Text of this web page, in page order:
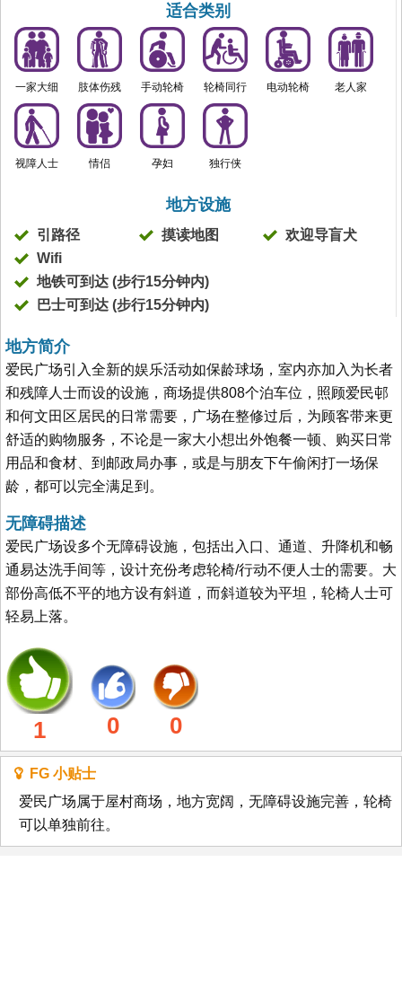
适合类别
一家大细 肢体伤残 手动轮椅 轮椅同行 电动轮椅 老人家
视障人士 情侣 孕妇 独行侠
地方设施
引路径 摸读地图
欢迎导盲犬
Wifi
地铁可到达 (步行15分钟内)
巴士可到达 (步行15分钟内)
地方简介
爱民广场引入全新的娱乐活动如保龄球场，室内亦加入为长者
和残障人士而设的设施，商场提供808个泊车位，照顾爱民邨
和何文田区居民的日常需要，广场在整修过后，为顾客带来更
舒适的购物服务，不论是一家大小想出外饱餐一顿、购买日常
用品和食材、到邮政局办事，或是与朋友下午偷闲打一场保
龄，都可以完全满足到。
无障碍描述
爱民广场设多个无障碍设施，包括出入口、通道、升降机和畅
通易达洗手间等，设计充份考虑轮椅/行动不便人士的需要。大
部份高低不平的地方设有斜道，而斜道较为平坦，轮椅人士可
轻易上落。
1 0 0
FG 小贴士
爱民广场属于屋村商场，地方宽阔，无障碍设施完善，轮椅
可以单独前往。